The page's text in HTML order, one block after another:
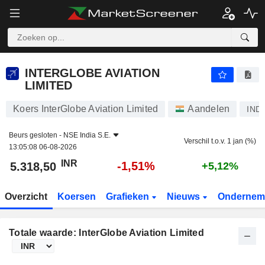
INTERGLOBE AVIATION
LIMITED
Koers InterGlobe Aviation Limited Aandelen
Beurs gesloten - NSE India S.E.
13:05:08 06-08-2026
Verschil t.o.v. 1 jan (%)
5.318,50 INR -1,51% +5,12%
Overzicht Koersen Grafieken Nieuws
Totale waarde: InterGlobe Aviation Limited